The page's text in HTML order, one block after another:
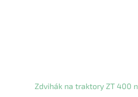
Zdvihák na traktory ZT 400